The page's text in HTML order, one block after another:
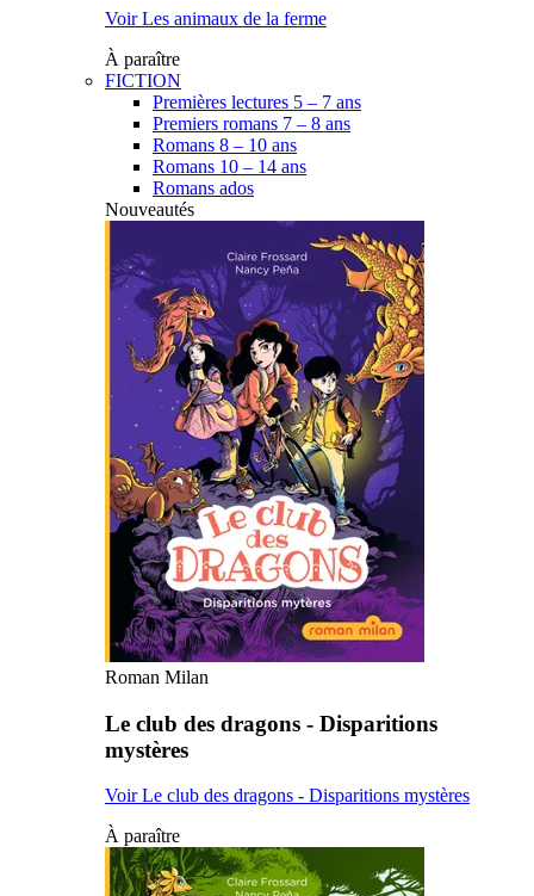
Voir Les animaux de la ferme
À paraître
FICTION
Premières lectures 5 – 7 ans
Premiers romans 7 – 8 ans
Romans 8 – 10 ans
Romans 10 – 14 ans
Romans ados
Nouveautés
Roman Milan
Le club des dragons - Disparitions
mystères
Voir Le club des dragons - Disparitions mystères
À paraître